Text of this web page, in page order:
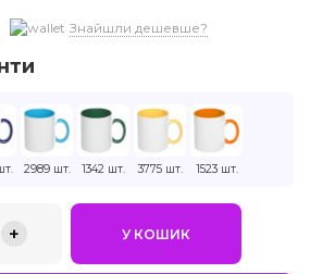
Знайшли дешевше?
2989 шт. 1342 шт. 3775 шт. 1523 шт.
+ У КОШИК